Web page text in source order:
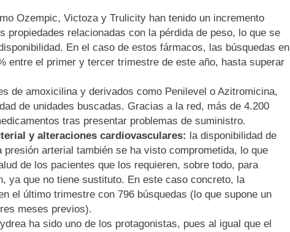
Ozempic, Victoza y Trulicity han tenido un incremento
propiedades relacionadas con la pérdida de peso, lo que se
En el caso de estos fármacos, las búsquedas en
entre el primer y tercer trimestre de este año, hasta superar
de amoxicilina y derivados como Penilevel o Azitromicina,
de unidades buscadas. Gracias a la red, más de 4.200
tras presentar problemas de suministro.
y alteraciones cardiovasculares: la disponibilidad de
arterial también se ha visto comprometida, lo que
de los pacientes que los requieren, sobre todo, para
ya que no tiene sustituto. En este caso concreto, la
el último trimestre con 796 búsquedas (lo que supone un
meses previos).
ha sido uno de los protagonistas, pues al igual que el